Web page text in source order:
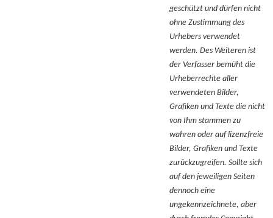
geschützt und dürfen nicht
ohne Zustimmung des
Urhebers verwendet
werden. Des Weiteren ist
der Verfasser bemüht die
Urheberrechte aller
verwendeten Bilder,
Grafiken und Texte die nicht
von Ihm stammen zu
wahren oder auf lizenzfreie
Bilder, Grafiken und Texte
zurückzugreifen. Sollte sich
auf den jeweiligen Seiten
dennoch eine
ungekennzeichnete, aber